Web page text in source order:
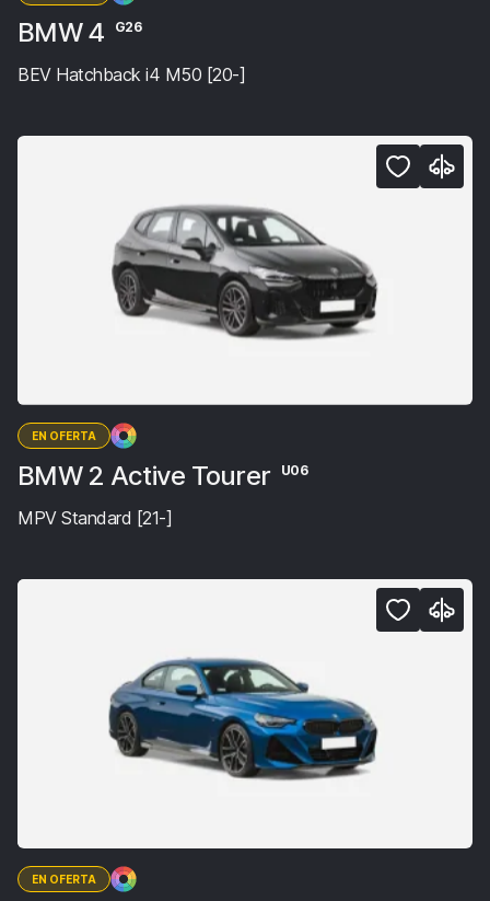
BMW 4 G26
BEV Hatchback i4 M50 [20-]
EN OFERTA
BMW 2 Active Tourer U06
MPV Standard [21-]
EN OFERTA